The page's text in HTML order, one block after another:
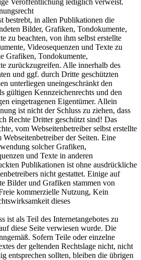
bestrebt, in allen Publikationen die
Bilder, Grafiken, Tondokumente,
zu beachten, von ihm selbst erstellte
Videosequenzen und Texte zu
Grafiken, Tondokumente,
zurückzugreifen. Alle innerhalb des
und ggf. durch Dritte geschützten
unterliegen uneingeschränkt den
gültigen Kennzeichenrechts und den
eingetragenen Eigentümer. Allein
ist nicht der Schluss zu ziehen, dass
Rechte Dritter geschützt sind! Das
vom Webseitenbetreiber selbst erstellte
der Seiten. Eine
solcher Grafiken,
und Texte in anderen
Publikationen ist ohne ausdrückliche
nicht gestattet. Einige auf
Bilder und Grafiken stammen von
kommerzielle Nutzung, Kein
dieses
ist als Teil des Internetangebotes zu
diese Seite verwiesen wurde. Die
Sofern Teile oder einzelne
der geltenden Rechtslage nicht, nicht
entsprechen sollten, bleiben die übrigen